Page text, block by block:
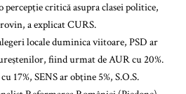
percepţie critică asupra clasei politice,
a explicat CURS.
locale duminica viitoare, PSD ar
fiind urmat de AUR cu 20%.
17%, SENS ar obţine 5%, S.O.S.